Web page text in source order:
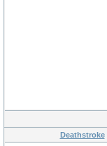
Deathstroke